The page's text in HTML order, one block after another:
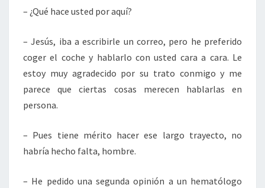
– ¿Qué hace usted por aquí?
– Jesús, iba a escribirle un correo, pero he preferido
coger el coche y hablarlo con usted cara a cara. Le
estoy muy agradecido por su trato conmigo y me
parece que ciertas cosas merecen hablarlas en
persona.
– Pues tiene mérito hacer ese largo trayecto, no
habría hecho falta, hombre.
– He pedido una segunda opinión a un hematólogo